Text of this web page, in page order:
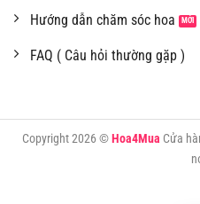
Hướng dẫn chăm sóc hoa
FAQ ( Câu hỏi thường gặp )
Copyright 2026 ©Hoa4Mua Cửa